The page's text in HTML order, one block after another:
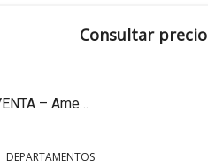
Departamento de 2 Dormitorios EN VENTA – Amenities – Avellaneda bis 400, Rosario
Consultar precio
DEPARTAMENTOS